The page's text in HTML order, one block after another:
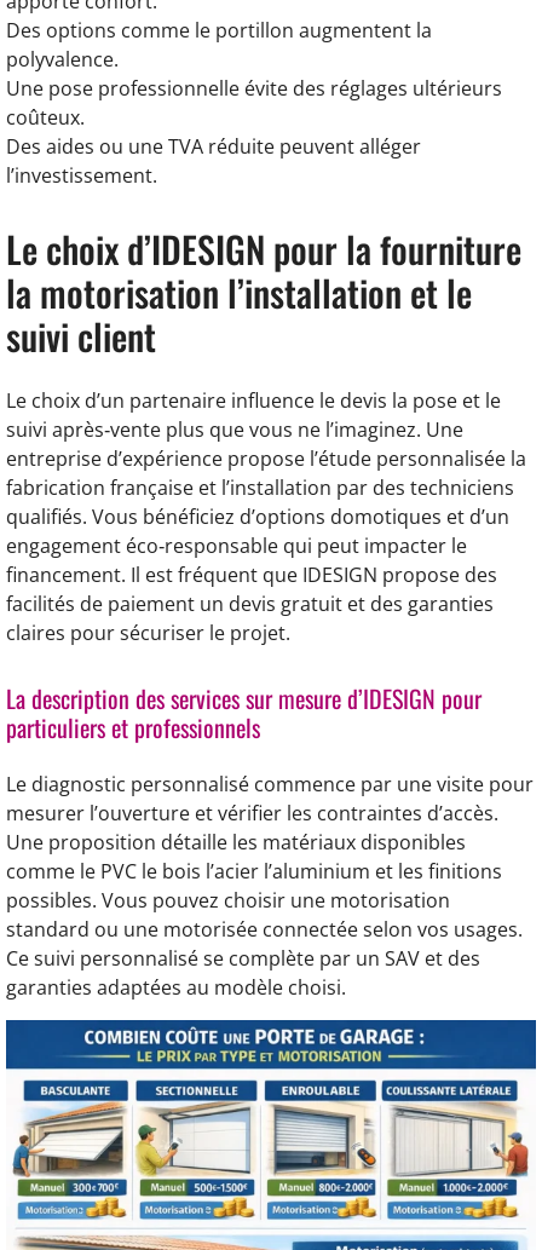
Des options comme le portillon augmentent la
polyvalence.
Une pose professionnelle évite des réglages ultérieurs
coûteux.
Des aides ou une TVA réduite peuvent alléger
l’investissement.
Le choix d’IDESIGN pour la fourniture
la motorisation l’installation et le
suivi client
Le choix d’un partenaire influence le devis la pose et le
suivi après‑vente plus que vous ne l’imaginez. Une
entreprise d’expérience propose l’étude personnalisée la
fabrication française et l’installation par des techniciens
qualifiés. Vous bénéficiez d’options domotiques et d’un
engagement éco‑responsable qui peut impacter le
financement. Il est fréquent que IDESIGN propose des
facilités de paiement un devis gratuit et des garanties
claires pour sécuriser le projet.
La description des services sur mesure d’IDESIGN pour
particuliers et professionnels
Le diagnostic personnalisé commence par une visite pour
mesurer l’ouverture et vérifier les contraintes d’accès.
Une proposition détaille les matériaux disponibles
comme le PVC le bois l’acier l’aluminium et les finitions
possibles. Vous pouvez choisir une motorisation
standard ou une motorisée connectée selon vos usages.
Ce suivi personnalisé se complète par un SAV et des
garanties adaptées au modèle choisi.